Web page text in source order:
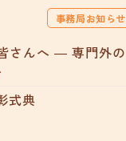
事務局お知らせ
さんへ ― 専門外の